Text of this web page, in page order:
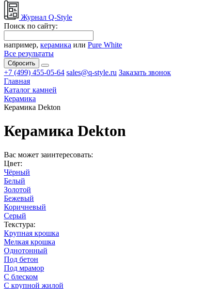
Журнал Q-Style
Поиск по сайту:
например, керамика или Pure White
Все результаты
Сбросить
+7 (499) 455-05-64 sales@q-style.ru Заказать звонок
Главная
Каталог камней
Керамика
Керамика Dekton
Керамика Dekton
Вас может заинтересовать:
Цвет:
Чёрный
Белый
Золотой
Бежевый
Коричневый
Серый
Текстура:
Крупная крошка
Мелкая крошка
Однотонный
Под бетон
Под мрамор
С блеском
С крупной жилой